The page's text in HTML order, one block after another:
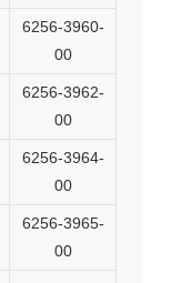
6256-3960-
00
6256-3962-
00
6256-3964-
00
6256-3965-
00